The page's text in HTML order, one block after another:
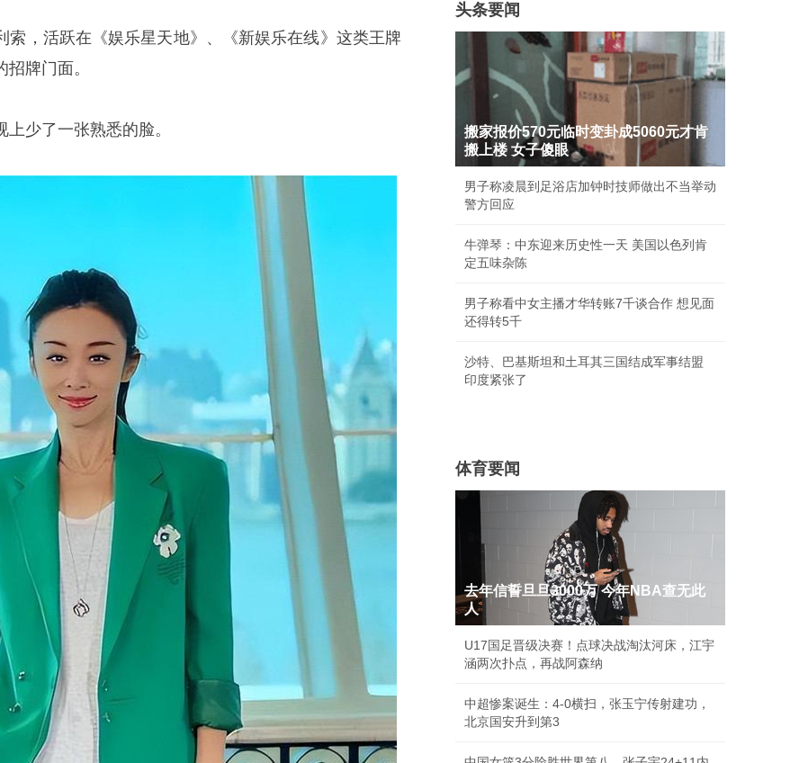
索，活跃在《娱乐星天地》、《新娱乐在线》这类王牌
牌门面。
少了一张熟悉的脸。
头条要闻
搬家报价570元临时变卦成5060元才肯
搬上楼 女子傻眼
男子称凌晨到足浴店加钟时技师做出不当举动
警方回应
牛弹琴：中东迎来历史性一天 美国以色列肯
定五味杂陈
男子称看中女主播才华转账7千谈合作 想见面
还得转5千
沙特、巴基斯坦和土耳其三国结成军事结盟
印度紧张了
体育要闻
去年信誓旦旦3000万 今年NBA查无此
人
U17国足晋级决赛！点球决战淘汰河床，江宇
涵两次扑点，再战阿森纳
中超惨案诞生：4-0横扫，张玉宁传射建功，
北京国安升到第3